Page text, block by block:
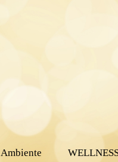
Ambiente